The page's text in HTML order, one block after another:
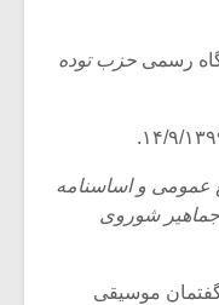
رسمی حزب توده
و اساسنامه
جماهیر شوروی
گفتمان موسیقی